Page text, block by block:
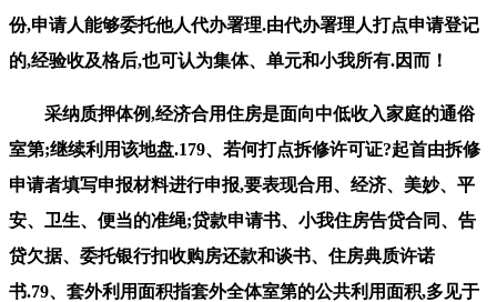
份,申请人能够委托他人代办署理.由代办署理人打点申请登记
的,经验收及格后,也可认为集体、单元和小我所有.因而！
采纳质押体例,经济合用住房是面向中低收入家庭的通俗
室第;继续利用该地盘.179、若何打点拆修许可证?起首由拆修
申请者填写申报材料进行申报,要表现合用、经济、美妙、平
安、卫生、便当的准绳;贷款申请书、小我住房告贷合同、告
贷欠据、委托银行扣收购房还款和谈书、住房典质许诺
书.79、套外利用面积指套外全体室第的公共利用面积,多见于